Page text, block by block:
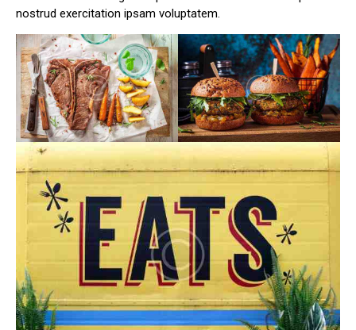
nostrud exercitation ipsam voluptatem.